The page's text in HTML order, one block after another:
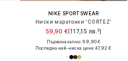
NIKE SPORTSWEAR
Ниски маратонки 'CORTEZ'
59,90 €(117,15 лв.³)
Първоначално: 89,90 €
Последна най-ниска цена:47,92 €